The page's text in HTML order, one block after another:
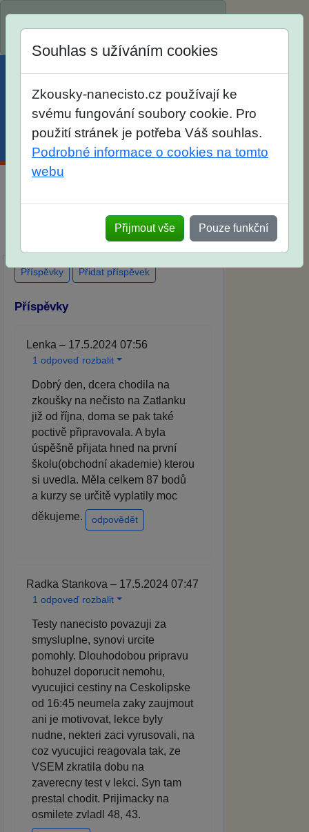
SŠ? Vaše ohlasy po skutečných
přijímacích zkouškách
Souhlas s užíváním cookies
Zkousky-nanecisto.cz používají ke
svému fungování soubory cookie. Pro
použití stránek je potřeba Váš souhlas.
Podrobné informace o cookies na tomto
webu
Přijmout vše Pouze funkční
Příspěvky Přidat příspěvek
Příspěvky
Lenka – 17.5.2024 07:56
1 odpoveď rozbalit
Dobrý den, dcera chodila na
zkoušky na nečisto na Zatlanku
již od října, doma se pak také
poctivě připravovala. A byla
úspěšně přijata hned na první
školu(obchodní akademie) kterou
si uvedla. Měla celkem 87 bodů
a kurzy se určitě vyplatily moc
děkujeme.
odpovědět
Radka Stankova – 17.5.2024 07:47
1 odpoveď rozbalit
Testy nanecisto povazuji za
smysluplne, synovi urcite
pomohly. Dlouhodobou pripravu
bohuzel doporucit nemohu,
vyucujici cestiny na Ceskolipske
od 16:45 neumela zaky zaujmout
ani je motivovat, lekce byly
nudne, nekteri zaci vyrusovali, na
coz vyucujici reagovala tak, ze
VSEM zkratila dobu na
zaverecny test v lekci. Syn tam
prestal chodit. Prijimacky na
osmilete zvladl 48, 43.